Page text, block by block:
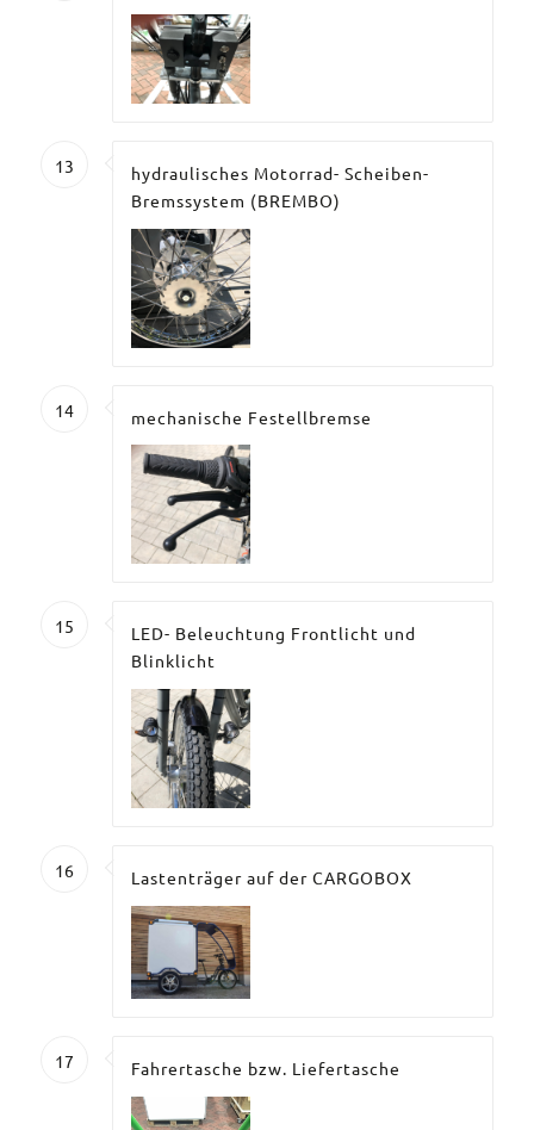
13
hydraulisches Motorrad- Scheiben-
Bremssystem (BREMBO)
14 mechanische Festellbremse
15
LED- Beleuchtung Frontlicht und
Blinklicht
16 Lastenträger auf der CARGOBOX
17 Fahrertasche bzw. Liefertasche